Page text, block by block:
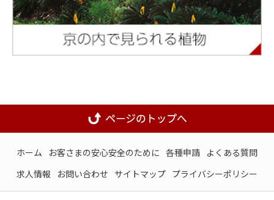
ホーム お客さまの安心安全のために 各種申請 よくある質問
求人情報
お問い合わせ サイトマップ プライバシーポリシー